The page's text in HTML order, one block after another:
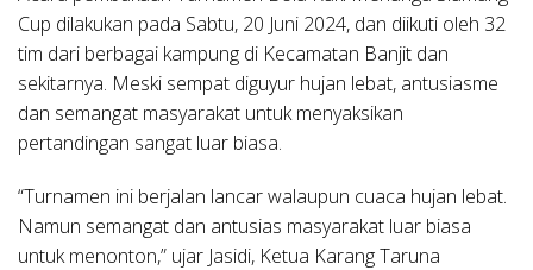
Cup dilakukan pada Sabtu, 20 Juni 2024, dan diikuti oleh 32
tim dari berbagai kampung di Kecamatan Banjit dan
sekitarnya. Meski sempat diguyur hujan lebat, antusiasme
dan semangat masyarakat untuk menyaksikan
pertandingan sangat luar biasa.
“Turnamen ini berjalan lancar walaupun cuaca hujan lebat.
Namun semangat dan antusias masyarakat luar biasa
untuk menonton,” ujar Jasidi, Ketua Karang Taruna